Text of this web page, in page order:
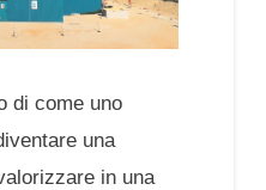
di come uno
una
in una